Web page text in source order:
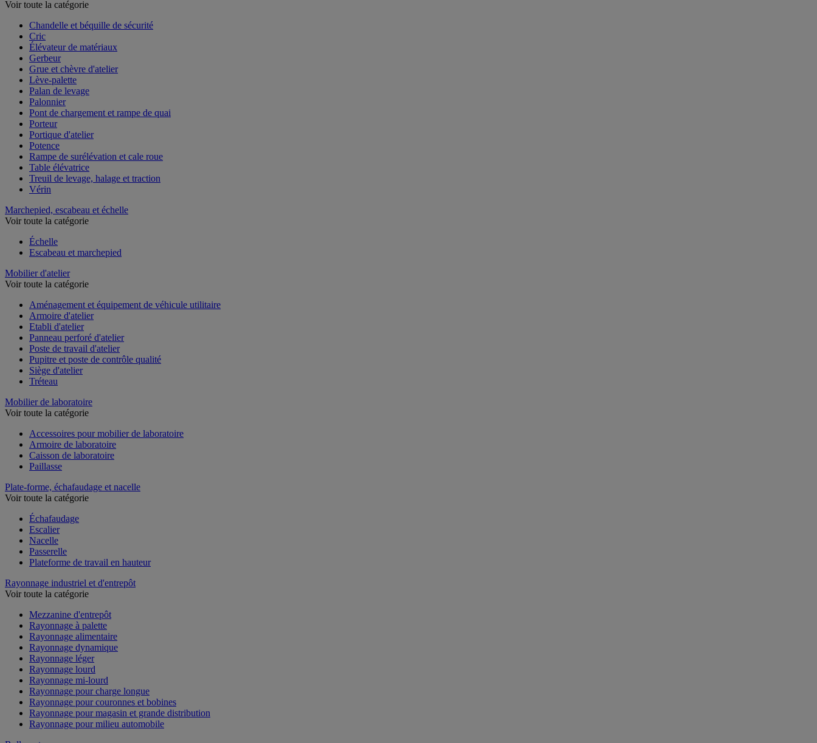
Voir toute la catégorie
Chandelle et béquille de sécurité
Cric
Élévateur de matériaux
Gerbeur
Grue et chèvre d'atelier
Lève-palette
Palan de levage
Palonnier
Pont de chargement et rampe de quai
Porteur
Portique d'atelier
Potence
Rampe de surélévation et cale roue
Table élévatrice
Treuil de levage, halage et traction
Vérin
Marchepied, escabeau et échelle
Voir toute la catégorie
Échelle
Escabeau et marchepied
Mobilier d'atelier
Voir toute la catégorie
Aménagement et équipement de véhicule utilitaire
Armoire d'atelier
Etabli d'atelier
Panneau perforé d'atelier
Poste de travail d'atelier
Pupitre et poste de contrôle qualité
Siège d'atelier
Tréteau
Mobilier de laboratoire
Voir toute la catégorie
Accessoires pour mobilier de laboratoire
Armoire de laboratoire
Caisson de laboratoire
Paillasse
Plate-forme, échafaudage et nacelle
Voir toute la catégorie
Échafaudage
Escalier
Nacelle
Passerelle
Plateforme de travail en hauteur
Rayonnage industriel et d'entrepôt
Voir toute la catégorie
Mezzanine d'entrepôt
Rayonnage à palette
Rayonnage alimentaire
Rayonnage dynamique
Rayonnage léger
Rayonnage lourd
Rayonnage mi-lourd
Rayonnage pour charge longue
Rayonnage pour couronnes et bobines
Rayonnage pour magasin et grande distribution
Rayonnage pour milieu automobile